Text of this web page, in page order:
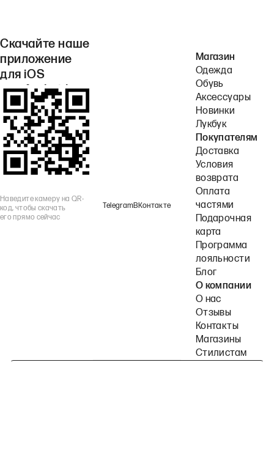
Скачайте наше
приложение
для iOS
или Android.
Наведите камеру на QR-
код, чтобы скачать
его прямо сейчас
TelegramВКонтакте
Магазин
Одежда
Обувь
Аксессуары
Новинки
Лукбук
Покупателям
Доставка
Условия
возврата
Оплата
частями
Подарочная
карта
Программа
лояльности
Блог
О компании
О нас
Отзывы
Контакты
Магазины
Стилистам